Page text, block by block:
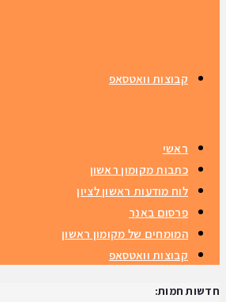
קבוצות וואטסאפ
ראשי
כתבות מקומון ראשון
לוח מודעות ראשון לציון
פרסום באנר
המומחים של מקומון ראשון
קבוצות וואטסאפ
חדשות חמות: